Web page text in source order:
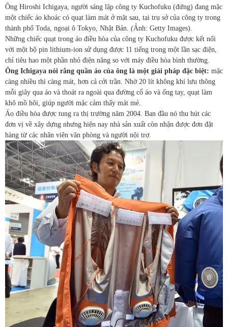
Ông Hiroshi Ichigaya, người sáng lập công ty Kuchofuku (đứng) đang mặc
một chiếc áo khoác có quạt làm mát ở mặt sau, tại trụ sở của công ty trong
thành phố Toda, ngoại ô Tokyo, Nhật Bản. (Ảnh: Getty Images).
Những chiếc quạt trong áo điều hòa của công ty Kuchofuku được kết nối
với một bộ pin lithium-ion sử dụng được 11 tiếng trong một lần sạc điện,
chỉ tiêu hao một phần nhỏ điện năng so với máy điều hòa bình thường.
Ông Ichigaya nói rằng quần áo của ông là một giải pháp đặc biệt: mặc
càng nhiều thì càng mát, hơn cả cởi trần. Nhờ 20 lít không khí lưu thông
mỗi giây qua áo và thoát ra ngoài qua đường cổ áo và ống tay, quạt làm
khô mồ hôi, giúp người mặc cảm thấy mát mẻ.
Áo điều hòa được tung ra thị trường năm 2004. Ban đầu nó thu hút các
đơn vị về xây dựng nhưng hiện nay nhà sản xuất còn nhận được đơn đặt
hàng từ các nhân viên văn phòng và người nội trợ.